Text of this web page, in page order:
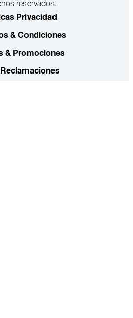
reservados.
Privacidad
& Condiciones
& Promociones